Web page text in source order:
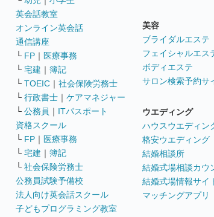
英会話教室
オンライン英会話
通信講座
└ FP ｜ 医療事務
└ 宅建 ｜ 簿記
└ TOEIC ｜ 社会保険労務士
└ 行政書士 ｜ ケアマネジャー
└ 公務員 ｜ ITパスポート
資格スクール
└ FP ｜ 医療事務
└ 宅建 ｜ 簿記
└ 社会保険労務士
公務員試験予備校
法人向け英会話スクール
子どもプログラミング教室
美容
ブライダルエステ
フェイシャルエス
ボディエステ
サロン検索予約サ
ウエディング
ハウスウエディン
格安ウエディング
結婚相談所
結婚式場相談カウ
結婚式場情報サイ
マッチングアプリ